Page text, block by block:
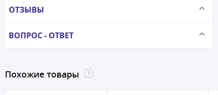
ОТЗЫВЫ
ВОПРОС - ОТВЕТ
Похожие товары